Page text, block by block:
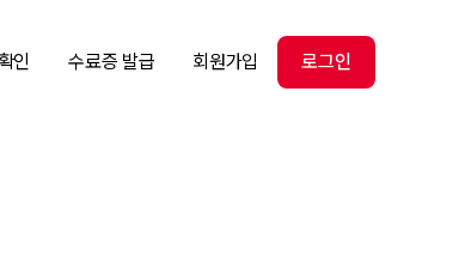
인 수료증 발급 회원가입 로그인